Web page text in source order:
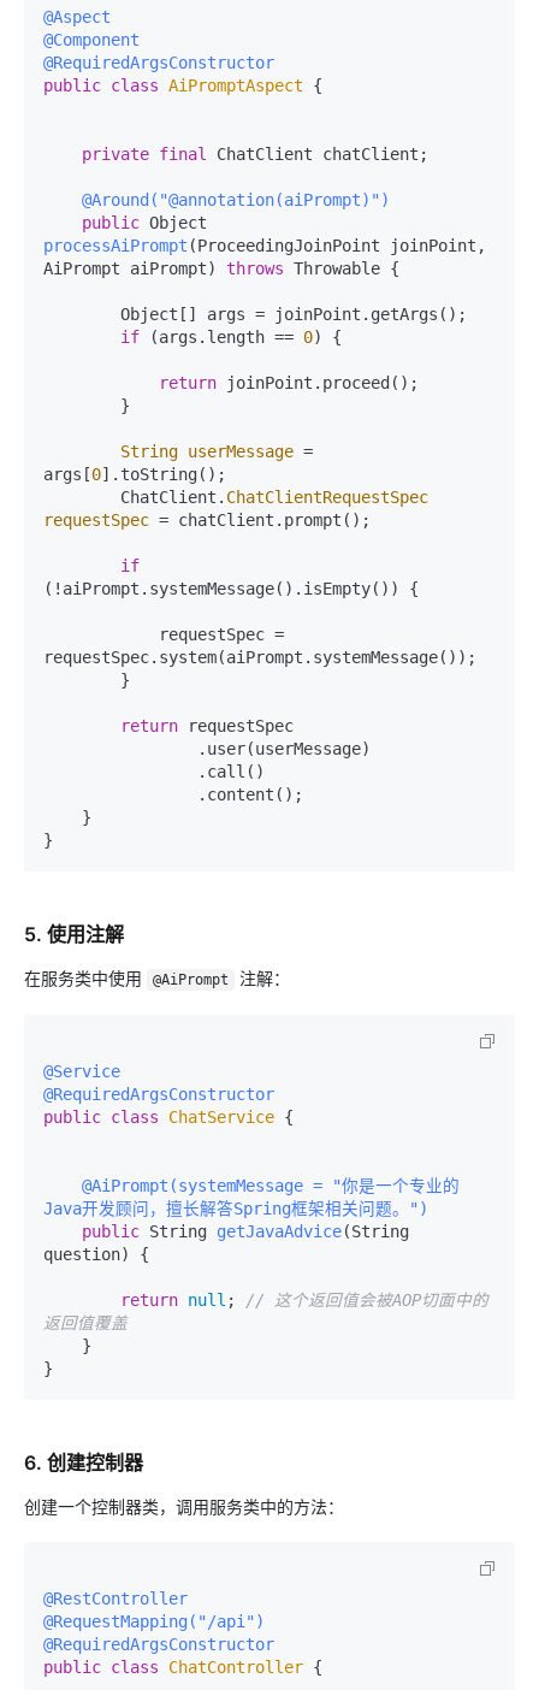
@Aspect
@Component
@RequiredArgsConstructor
public class AiPromptAspect {
private final ChatClient chatClient;
@Around("@annotation(aiPrompt)")
public
processAiPrompt (ProceedingJoinPoint joinPoint,
AiPrompt aiPrompt)
throws Throwable {
if (args.length == 0) {
return joinPoint.proceed();
String userMessage =
args[0].toString();
        ChatClient.
ChatClientRequestSpec
requestSpec = chatClient.prompt();
if
(!aiPrompt.systemMessage().isEmpty()) {
requestSpec.system(aiPrompt.systemMessage());
return requestSpec
5. 使用注解
在服务类中使用 @AiPrompt 注解：
@Service
@RequiredArgsConstructor
public class ChatService {
@AiPrompt(systemMessage = "你是一个专业的
Java开发顾问，擅长解答Spring框架相关问题。")
public String getJavaAdvice(String
question)
{
return null ;
// 这个返回值会被AOP切面中的
返回值覆盖
6. 创建控制器
创建一个控制器类，调用服务类中的方法：
@RestController
@RequestMapping("/api")
@RequiredArgsConstructor
public class ChatController {